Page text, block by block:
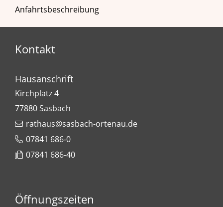
Anfahrtsbeschreibung
Kontakt
Hausanschrift
Kirchplatz 4
77880Sasbach
rathaus@sasbach-ortenau.de
07841 686-0
07841 686-40
Öffnungszeiten